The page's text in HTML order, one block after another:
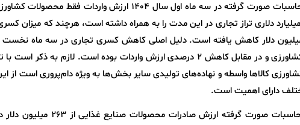
بر اساس محاسبات صورت گرفته در سه ماه اول سال 1404
کسری 2.3 میلیارد دلاری تراز تجاری در این مدت را به همراه داشته است، هرچند که
محصولات کشاورزی و در مقابل کاهش 2 درصدی ارزش واردات بوده است.
کالاها واسطه و نهاده‌های تولیدی سایر بخش‌ها به ویژه دام‌پروری است از
دارای اهمیت است.